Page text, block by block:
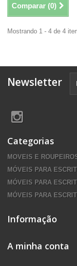
Comparar (0)
Mostrando 1 - 4 de 4
Newsletter
Categorias
MOVEIS E
MÓVEIS PARA
MÓVEIS PARA
MÓVEIS PARA
Informação
A minha conta